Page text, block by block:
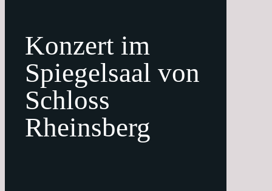
Konzert im
Spiegelsaal von
Schloss
Rheinsberg